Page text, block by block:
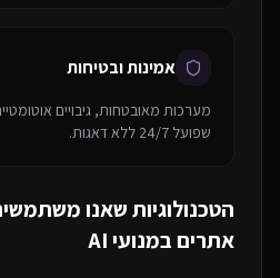
אמינות ובטיחות
מערכות מאובטחות, גיבויים
שפועל 24/7 ללא דאגות.
הטכנולוגיות שאנו
אתרים במנועי AI